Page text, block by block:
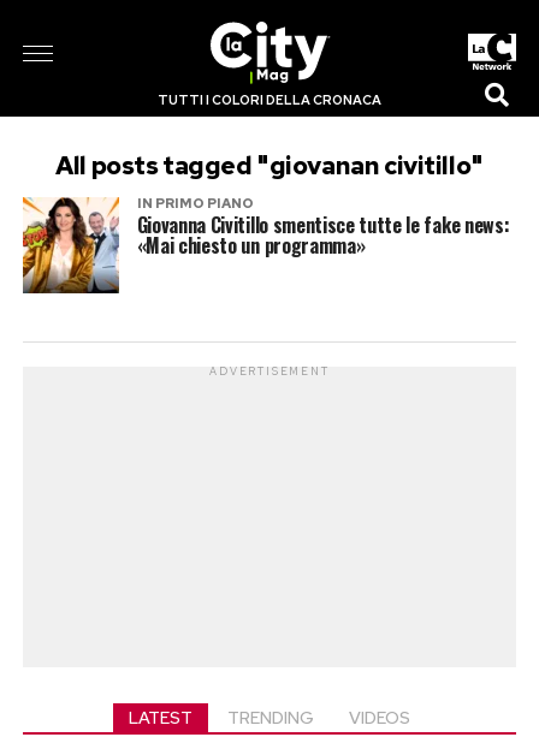
TUTTI I COLORI DELLA CRONACA
All posts tagged "giovanan civitillo"
IN PRIMO PIANO
Giovanna Civitillo smentisce tutte le fake news:
«Mai chiesto un programma»
ADVERTISEMENT
LATEST TRENDING VIDEOS